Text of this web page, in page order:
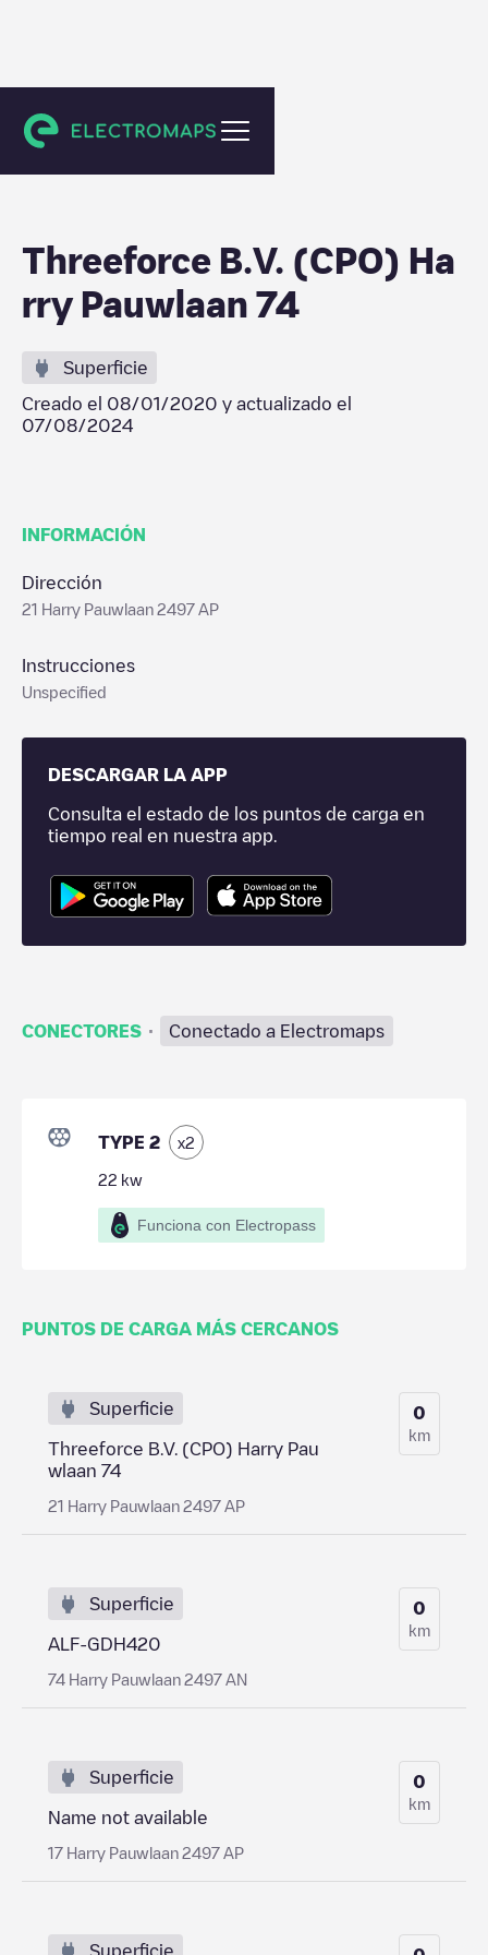
Den Haag
Threeforce B.V. (CPO) Ha
rry Pauwlaan 74
Superficie
Creado el 08/01/2020 y actualizado el
07/08/2024
INFORMACIÓN
Dirección
21 Harry Pauwlaan 2497 AP
Instrucciones
Unspecified
DESCARGAR LA APP
Consulta el estado de los puntos de carga en
tiempo real en nuestra app.
CONECTORES · Conectado a Electromaps
TYPE 2 x2
22 kw
Funciona con Electropass
PUNTOS DE CARGA MÁS CERCANOS
Superficie
Threeforce B.V. (CPO) Harry Pau
wlaan 74
21 Harry Pauwlaan 2497 AP
0
km
Superficie
ALF-GDH420
74 Harry Pauwlaan 2497 AN
0
km
Superficie
Name not available
17 Harry Pauwlaan 2497 AP
0
km
Superficie